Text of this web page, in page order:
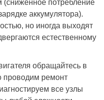
(сниженное потребление
аккумулятора).
но иногда выходят
естественному
обращайтесь в
ремонт
все узлы